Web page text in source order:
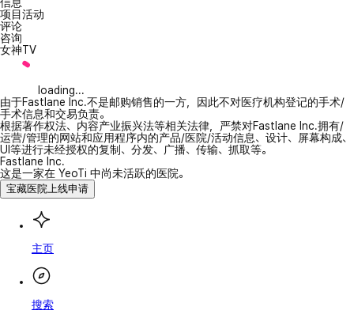
项目活动
评论
咨询
女神TV
loading...
由于Fastlane Inc.不是邮购销售的一方，因此不对医疗机构登记的手术/
手术信息和交易负责。
根据著作权法、内容产业振兴法等相关法律，严禁对Fastlane Inc.拥有/
运营/管理的网站和应用程序内的产品/医院/活动信息、设计、屏幕构成、
UI等进行未经授权的复制、分发、广播、传输、抓取等。
Fastlane Inc.
这是一家在 YeoTi 中尚未活跃的医院。
宝藏医院上线申请
主页
搜索